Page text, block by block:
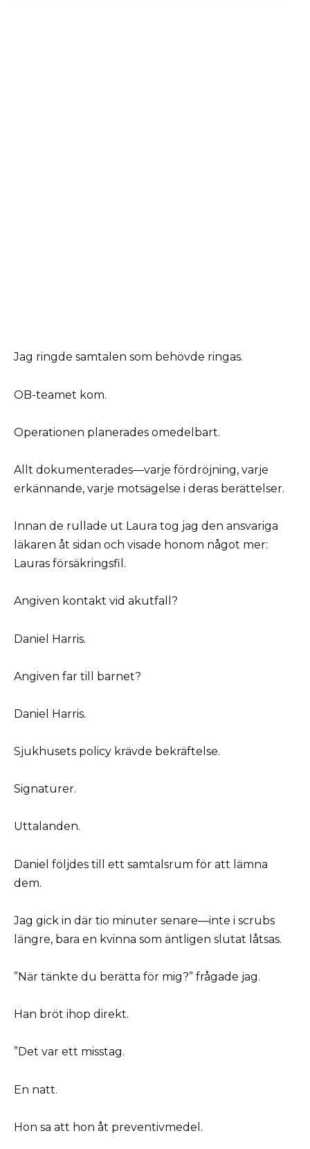
Jag ringde samtalen som behövde ringas.
OB-teamet kom.
Operationen planerades omedelbart.
Allt dokumenterades—varje fördröjning, varje
erkännande, varje motsägelse i deras berättelser.
Innan de rullade ut Laura tog jag den ansvariga
läkaren åt sidan och visade honom något mer:
Lauras försäkringsfil.
Angiven kontakt vid akutfall?
Daniel Harris.
Angiven far till barnet?
Daniel Harris.
Sjukhusets policy krävde bekräftelse.
Signaturer.
Uttalanden.
Daniel följdes till ett samtalsrum för att lämna
dem.
Jag gick in där tio minuter senare—inte i scrubs
längre, bara en kvinna som äntligen slutat låtsas.
”När tänkte du berätta för mig?” frågade jag.
Han bröt ihop direkt.
”Det var ett misstag.
En natt.
Hon sa att hon åt preventivmedel.